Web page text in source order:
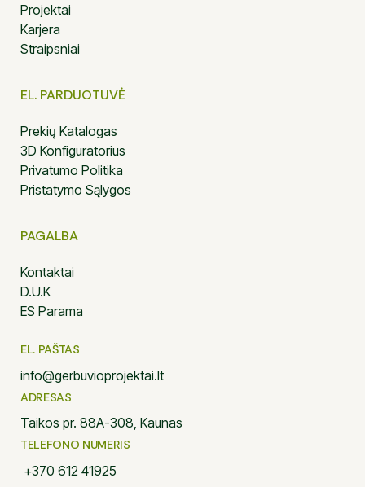
Projektai
Karjera
Straipsniai
EL. PARDUOTUVĖ
Prekių Katalogas
3D Konfiguratorius
Privatumo Politika
Pristatymo Sąlygos
PAGALBA
Kontaktai
D.U.K
ES Parama
EL. PAŠTAS
info@gerbuvioprojektai.lt
ADRESAS
Taikos pr. 88A-308, Kaunas
TELEFONO NUMERIS
+370 612 41925